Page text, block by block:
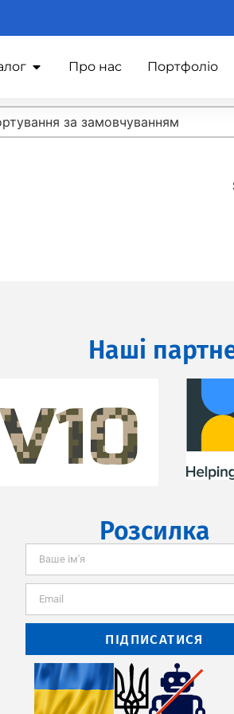
Про нас Портфоліо
content
за замовчуванням
content
Наші
Розсилка
ПІДПИСАТИСЯ